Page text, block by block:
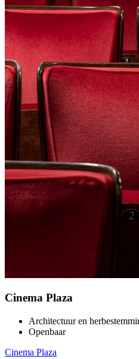
Cinema Plaza
Architectuur en
Openbaar
Cinema Plaza